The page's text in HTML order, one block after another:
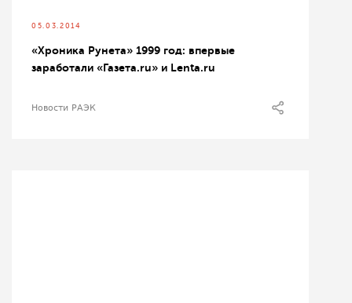
05.03.2014
«Хроника Рунета» 1999 год: впервые
заработали «Газета.ru» и Lenta.ru
Новости РАЭК